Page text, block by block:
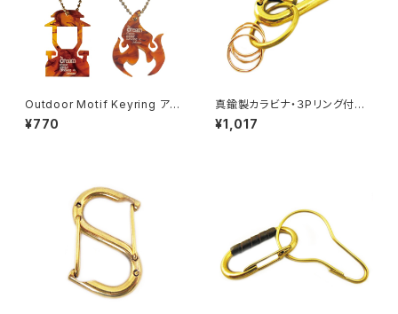
Outdoor Motif Keyring アウ
トドア モチーフ キーリング
¥770
真鍮製カラビナ・３Pリング付き
キーホルダー
¥1,017